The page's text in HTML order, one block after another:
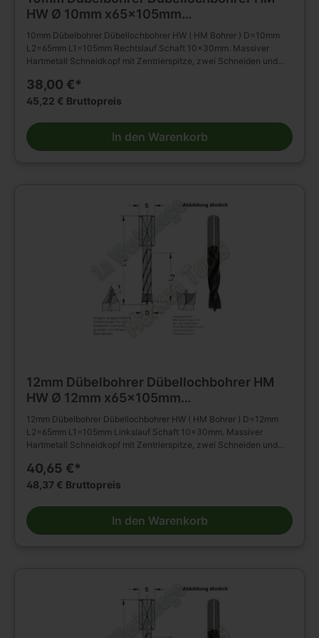
HW Ø 10mm x65x105mm
m.Rückenführung Schaft 10mm
10mm Dübelbohrer Dübellochbohrer HW ( HM Bohrer ) D=10mm
L2=65mm L1=105mm Rechtslauf Schaft 10x30mm. Massiver
Hartmetall Schneidkopf mit Zentrierspitze, zwei Schneiden und
Rückenfreischliff. Spiralteil kunststoffbeschichtet. Zylinderschaft
mit Spannfläche ohne Tiefeneinstellschraube. Zum Einsatz in
Bohrmaschinen. Zum Bohren von Sacklöchern in Massivholz,
Holz- und Plattenwerkstoffen u.s.w., auch in beschichteter
Ausführung. Die Rückenführung bringt verbesserte Zentrierung
38,00 €*
45,22 € Bruttopreis
In den Warenkorb
12mm Dübelbohrer Dübellochbohrer HM
HW Ø 12mm x65x105mm
12mm Dübelbohrer Dübellochbohrer HW ( HM Bohrer ) D=12mm
L2=65mm L1=105mm Linkslauf Schaft 10x30mm. Massiver
Hartmetall Schneidkopf mit Zentrierspitze, zwei Schneiden und
Rückenfreischliff. Spiralteil kunststoffbeschichtet. Zylinderschaft
mit Spannfläche ohne Tiefeneinstellschraube. Zum Einsatz in
Bohrmaschinen. Zum Bohren von Sacklöchern in Massivholz,
Holz- und Plattenwerkstoffen u.s.w., auch in beschichteter
Ausführung. Die Rückenführung bringt verbesserte Zentrierung
40,65 €*
48,37 € Bruttopreis
In den Warenkorb